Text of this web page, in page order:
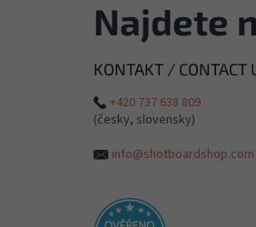
Najdete
KONTAKT / CONTACT
+420 737 638 809
(česky, slovensky)
info@shotboardshop.com